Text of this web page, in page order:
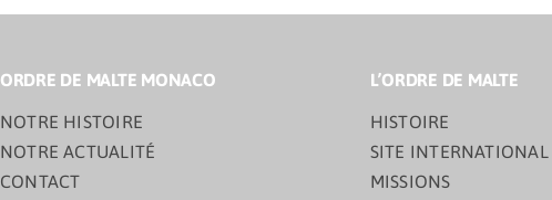
ORDRE DE MALTE MONACO
NOTRE HISTOIRE
NOTRE ACTUALITÉ
CONTACT
L’ORDRE DE MALTE
HISTOIRE
SITE INTERNATIONAL
MISSIONS